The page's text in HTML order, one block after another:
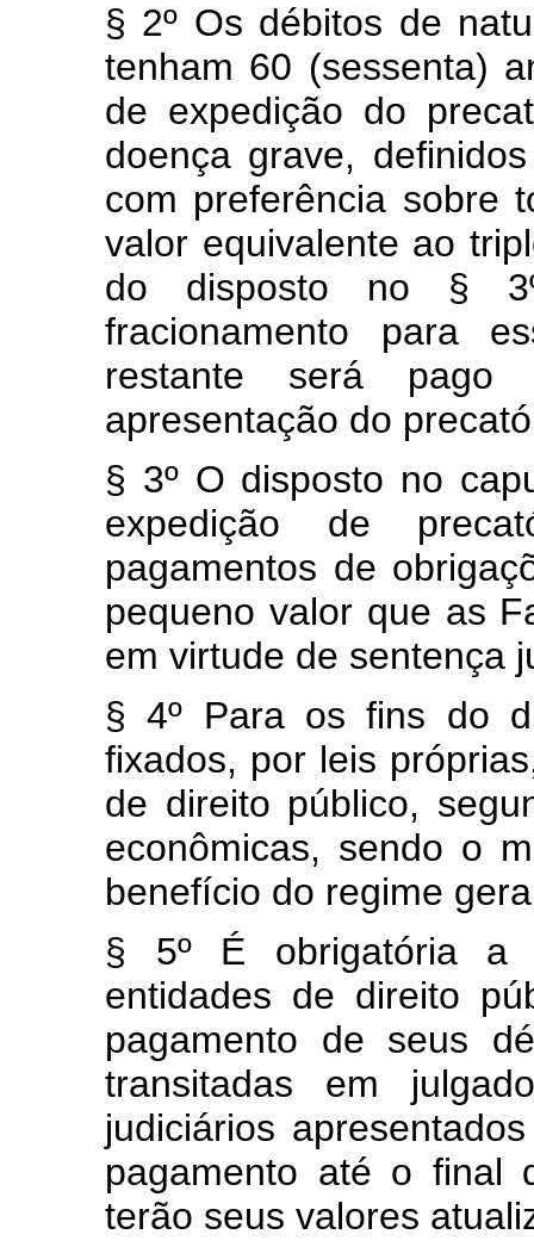
§ 2º Os débitos de
tenham 60 (sessenta)
de expedição do
doença grave,
com preferência sobre
valor equivalente ao
do disposto no §
fracionamento para
restante será pago
apresentação do
§ 3º O disposto no
expedição de
pagamentos de
pequeno valor que as
em virtude de sentença
§ 4º Para os fins do
fixados, por leis
de direito público,
econômicas, sendo o
benefício do regime
§ 5º É obrigatória a
entidades de direito
pagamento de seus
transitadas em
judiciários
pagamento até o final
terão seus valores